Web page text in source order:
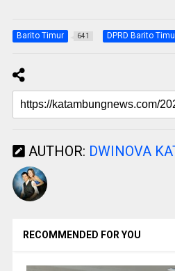
Barito Timur 641 DPRD Barito
AUTHOR: DWINOVA
RECOMMENDED FOR YOU